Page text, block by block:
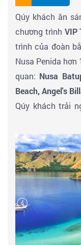
Qúy khách ăn
chương trình VIP
trình của đoàn
Nusa Penida hơn
quan: Nusa
Beach, Angel's
Qúy khách trải
nhà hàng. Đến
ĐẢO BALI& Ăn